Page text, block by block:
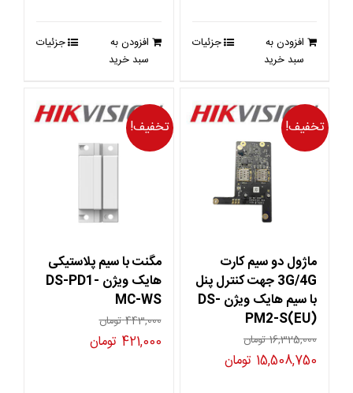
افزودن به
سبد خرید
جزئیات
بود.
است.
افزودن به
سبد خرید
جزئیات
تخفیف!
ماژول دو سیم کارت
3G/4G جهت کنترل پنل
با سیم هایک ویژن DS-
PM2-S(EU)
16,325,000تومان
قیمت
15,508,750 تومانقیمت
تخفیف!
مگنت با سیم پلاستیکی
هایک ویژن DS-PD1-
MC-WS
443,000تومان
قیمت
421,000 تومانقیمت